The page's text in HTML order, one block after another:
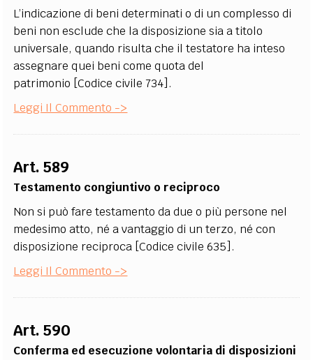
L’indicazione di beni determinati o di un complesso di
beni non esclude che la disposizione sia a titolo
universale, quando risulta che il testatore ha inteso
assegnare quei beni come quota del
patrimonio [Codice civile 734].
Leggi Il Commento ->
Art. 589
Testamento congiuntivo o reciproco
Non si può fare testamento da due o più persone nel
medesimo atto, né a vantaggio di un terzo, né con
disposizione reciproca [Codice civile 635].
Leggi Il Commento ->
Art. 590
Conferma ed esecuzione volontaria di disposizioni